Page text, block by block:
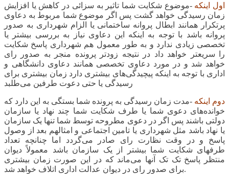
اول اینکه -موضوع شکایت شما تاثیر به سزائی در کاهش یا افزایش
زمان رسیدگی خواهد گشت پس اگر موضوع شما مربوط به دعاوی
پرتکرار همانند ابطال پروانه ساختمانی یا الزام شهرداری به صدور
پروانه باشد با توجه به اینکه این دعاوی نیاز به بررسی بیشتر یا
تخصصی زیادی ندارد و به طور معمول هم شهرداری پاسخ شکایت
را سریعتر خواهد داد در نتیجه زودتر پرونده منجر به صدور رای
خواهد شد و در مورد دعاوی تخصصی همانند دعاوی دانشگاهی و
اداری با توجه به اینکه پیچیدگی‌های بیشتری دارد زمان بیشتری برای
رسیدگی یا حتی دعوت طرفین می‌طلبد
دوم اینکه -مدت زمان رسیدگی به پرونده شما بستگی به این دارد که
خوانده‌های دعوی شما یا طرف شکایت شما چند نهاد یا سازمان
دولتی باشند پس اگر در دعوی مطروحه توسط شما تنها یک سازمان
یا نهاد باشد مثل شهرداری یا تامین اجتماعی و امثالهم بعد از وصول
پاسخ و در وقت نظارت رای صادر می‌گردد اما چنانچه تعداد
طرفهای شکایت شما بیشتر از یک سازمان باشد معمولاً دیوان
منتظر پاسخ تک تک آنها می‌ماند که در این صورت زمان بیشتری
برای صدور رای در دیوان عدالت اداری اتلاف خواهد شد.